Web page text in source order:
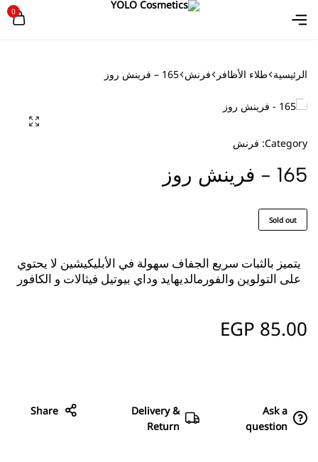
0
الرئيسية طلاء الأظافر فرنش 165 – فرينش روز
Category: فرنش
165 - فرينش روز
Sold out
يتميز بالثبات سريع الجفاف سهولة في الأبليكيشين لا يحتوي
على التولوين والفورمالديهايد وداي بيوتيل فيثالات و الكافور
EGP 85.00
Ask a
question
Delivery &
Return
Share